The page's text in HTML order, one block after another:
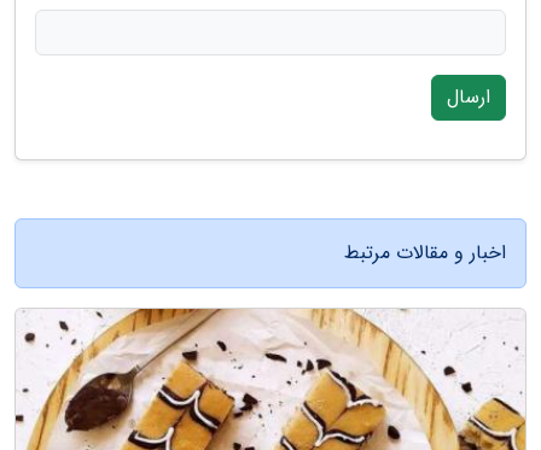
ارسال
اخبار و مقالات مرتبط